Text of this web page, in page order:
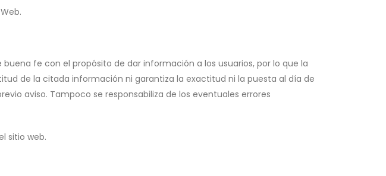
fe con el propósito de dar información a los usuarios, por lo que la
de la citada información ni garantiza la exactitud ni la puesta al día de
aviso. Tampoco se responsabiliza de los eventuales errores
sitio web.